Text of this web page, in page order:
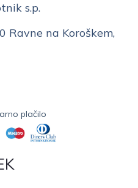
s.p.
Ravne na Koroškem,
plačilo